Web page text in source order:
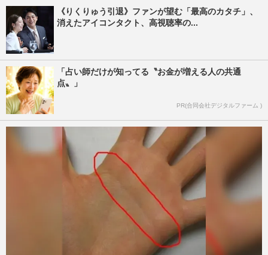
《りくりゅう引退》ファンが望む「最高のカタチ」、
消えたアイコンタクト、高視聴率の...
「占い師だけが知ってる〝お金が増える人の共通
点〟」
PR(合同会社デジタルファーム )